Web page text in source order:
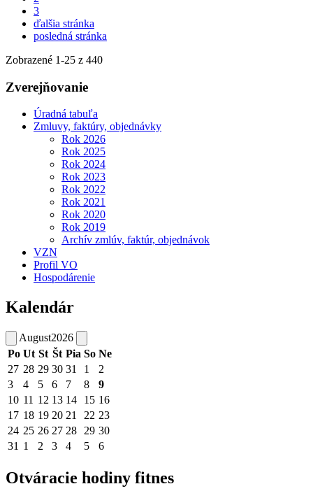
3
ďalšia stránka
posledná stránka
Zobrazené 1-25 z 440
Zverejňovanie
Úradná tabuľa
Zmluvy, faktúry, objednávky
Rok 2026
Rok 2025
Rok 2024
Rok 2023
Rok 2022
Rok 2021
Rok 2020
Rok 2019
Archív zmlúv, faktúr, objednávok
VZN
Profil VO
Hospodárenie
Kalendár
August2026
Po Ut St Št Pia So Ne
27 28 29 30 31 1
2
3
4 5 6 7 8
9
10 11 12 13 14 15 16
17 18 19 20 21 22 23
24 25 26 27 28 29 30
31 1 2 3 4 5 6
Otváracie hodiny fitnes